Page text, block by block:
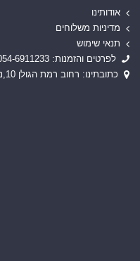
אודותינו
מדיניות משלוחים
תנאי שימוש
לפרטים והזמנות: 054-6911233
כתובתינו: רחוב רמת הגולן 10,נתיבות